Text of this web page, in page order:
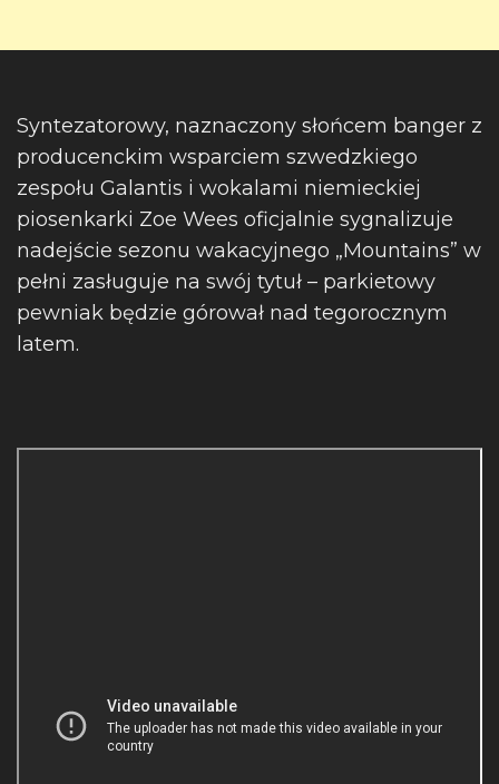
Syntezatorowy, naznaczony słońcem banger z
producenckim wsparciem szwedzkiego
zespołu Galantis i wokalami niemieckiej
piosenkarki Zoe Wees oficjalnie sygnalizuje
nadejście sezonu wakacyjnego „Mountains” w
pełni zasługuje na swój tytuł – parkietowy
pewniak będzie górował nad tegorocznym
latem.